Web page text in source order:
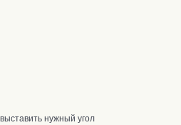
нужный угол